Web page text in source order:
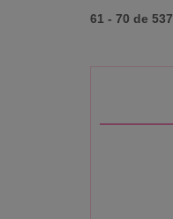
61 - 70 de 537